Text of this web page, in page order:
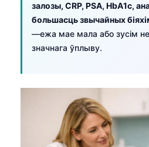
залозы, CRP, PSA, HbA1c,
большасць звычайных
—ежа мае мала або зусім не
значнага ўплыву.